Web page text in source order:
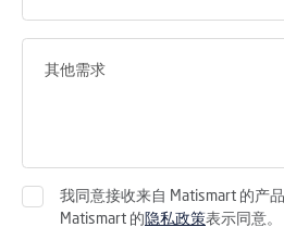
我同意接收来自 Matismart 的产
Matismart 的 隐私政策表示同意。